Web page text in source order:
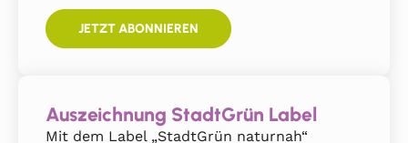
JETZT ABONNIEREN
Auszeichnung StadtGrün Label
Mit dem Label „StadtGrün naturnah“